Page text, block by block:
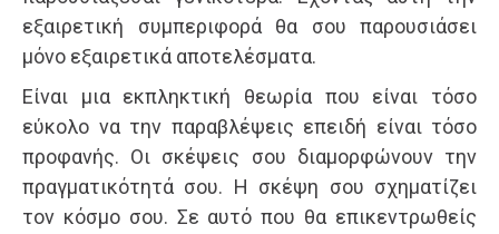
εξαιρετική συμπεριφορά θα σου παρουσιάσει
μόνο εξαιρετικά αποτελέσματα.
Είναι μια εκπληκτική θεωρία που είναι τόσο
εύκολο να την παραβλέψεις επειδή είναι τόσο
προφανής. Οι σκέψεις σου διαμορφώνουν την
πραγματικότητά σου. Η σκέψη σου σχηματίζει
τον κόσμο σου. Σε αυτό που θα επικεντρωθείς